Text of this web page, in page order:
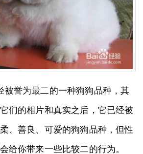
被誉为最二的一种狗狗品种，其
们的相片和真实之后，它已经被
、善良、可爱的狗狗品种，但性
给你带来一些比较二的行为。